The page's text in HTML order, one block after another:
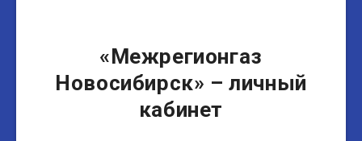
«Межрегионгаз
Новосибирск» – личный
кабинет